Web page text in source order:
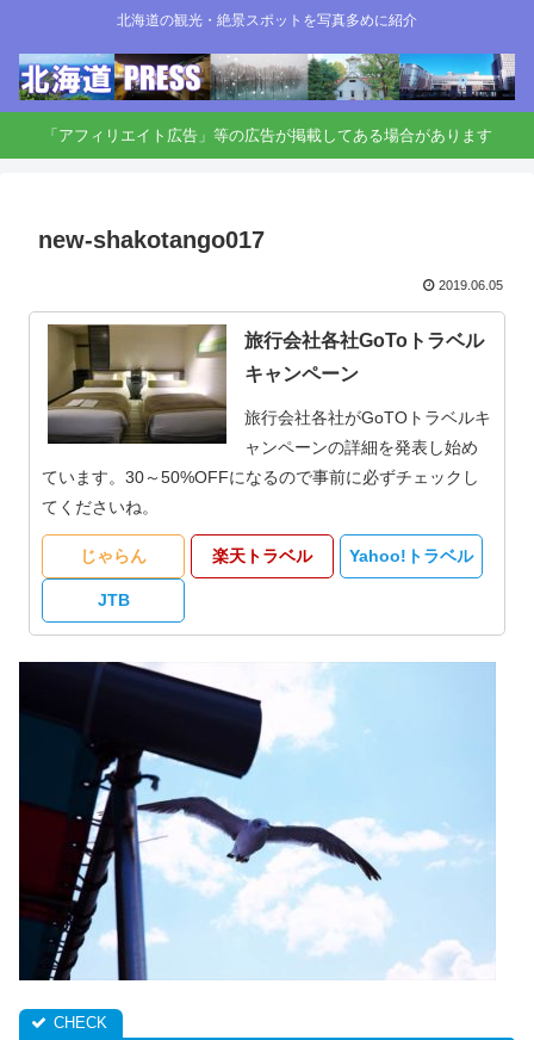
北海道の観光・絶景スポットを写真多めに紹介
「アフィリエイト広告」等の広告が掲載してある場合があります
new-shakotango017
2019.06.05
旅行会社各社GoToトラベル
キャンペーン
旅行会社各社がGoTOトラベルキ
ャンペーンの詳細を発表し始め
ています。30～50%OFFになるので事前に必ずチェックし
てくださいね。
じゃらん 楽天トラベル Yahoo!トラベル
JTB